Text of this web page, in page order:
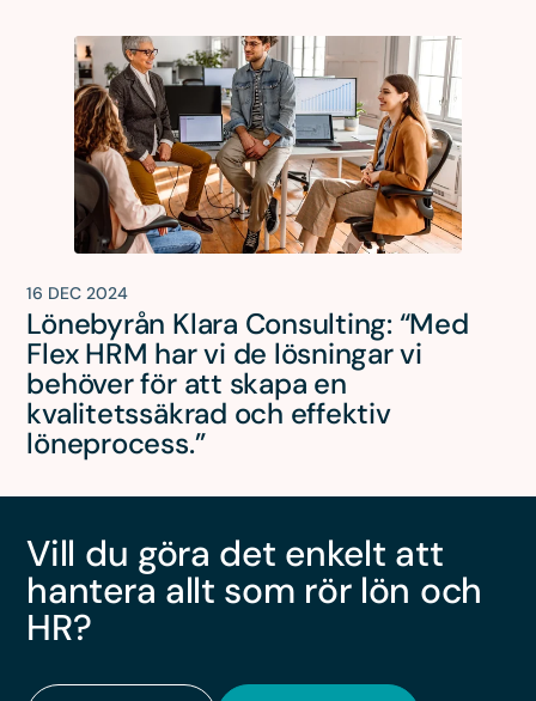
16 DEC 2024
Lönebyrån Klara Consulting: “Med
Flex HRM har vi de lösningar vi
behöver för att skapa en
kvalitetssäkrad och effektiv
löneprocess.”
Vill du göra det enkelt att
hantera allt som rör lön och
HR?